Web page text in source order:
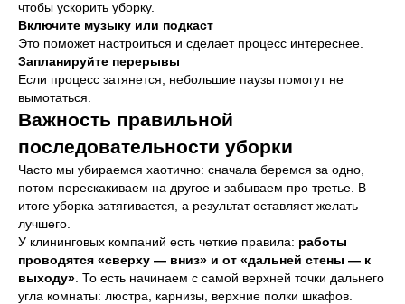
чтобы ускорить уборку.
Включите музыку или подкаст
Это поможет настроиться и сделает процесс интереснее.
Запланируйте перерывы
Если процесс затянется, небольшие паузы помогут не
вымотаться.
Важность правильной
последовательности уборки
Часто мы убираемся хаотично: сначала беремся за одно,
потом перескакиваем на другое и забываем про третье. В
итоге уборка затягивается, а результат оставляет желать
лучшего.
У клининговых компаний есть четкие правила: работы
проводятся «сверху — вниз» и от «дальней стены — к
выходу» . То есть начинаем с самой верхней точки дальнего
угла комнаты: люстра, карнизы, верхние полки шкафов.